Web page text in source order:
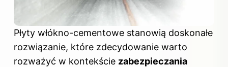
Płyty włókno-cementowe stanowią doskonałe
rozwiązanie, które zdecydowanie warto
rozważyć w kontekście zabezpieczania